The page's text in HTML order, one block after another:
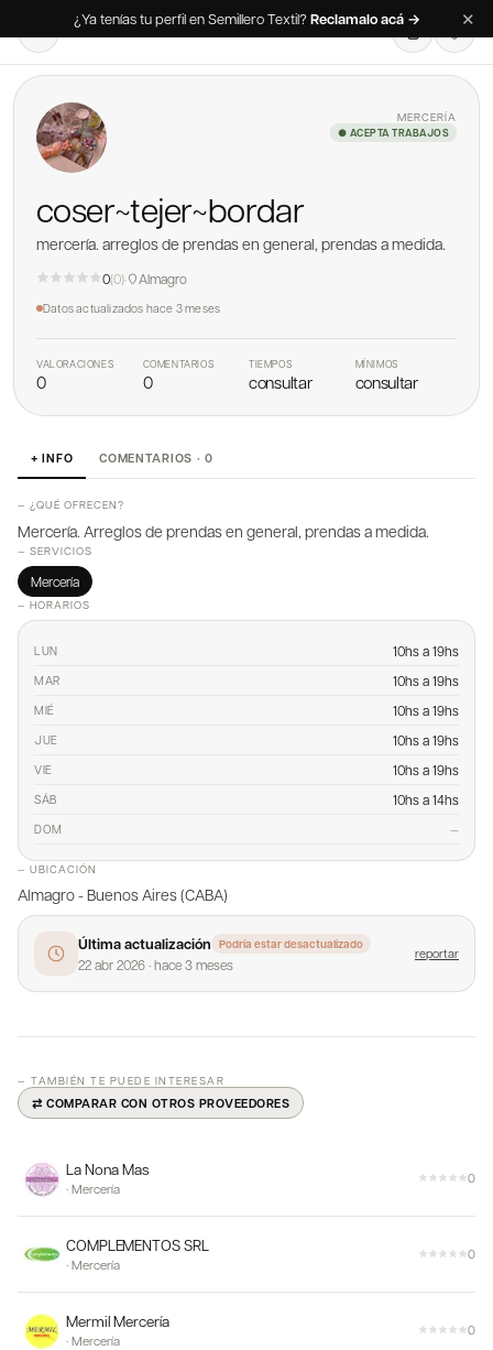
¿Ya tenías tu perfil en Semillero Textil? Reclamalo acá → ✕
MERCERÍA
● ACEPTA TRABAJOS
coser~tejer~bordar
mercería. arreglos de prendas en general, prendas a medida.
0(0)· Almagro
Datos actualizados hace 3 meses
VALORACIONES
0
COMENTARIOS
0
TIEMPOS
consultar
MÍNIMOS
consultar
+ INFO COMENTARIOS · 0
— ¿QUÉ OFRECEN?
Mercería. Arreglos de prendas en general, prendas a medida.
— SERVICIOS
Mercería
— HORARIOS
LUN 10hs a 19hs
MAR 10hs a 19hs
MIÉ 10hs a 19hs
JUE 10hs a 19hs
VIE 10hs a 19hs
SÁB 10hs a 14hs
DOM —
— UBICACIÓN
Almagro - Buenos Aires (CABA)
Última actualización Podría estar desactualizado
22 abr 2026·hace 3 meses
reportar
— TAMBIÉN TE PUEDE INTERESAR
⇄ COMPARAR CON OTROS PROVEEDORES
La Nona Mas
· Mercería
0
COMPLEMENTOS SRL
· Mercería
0
Mermil Mercería
· Mercería
0